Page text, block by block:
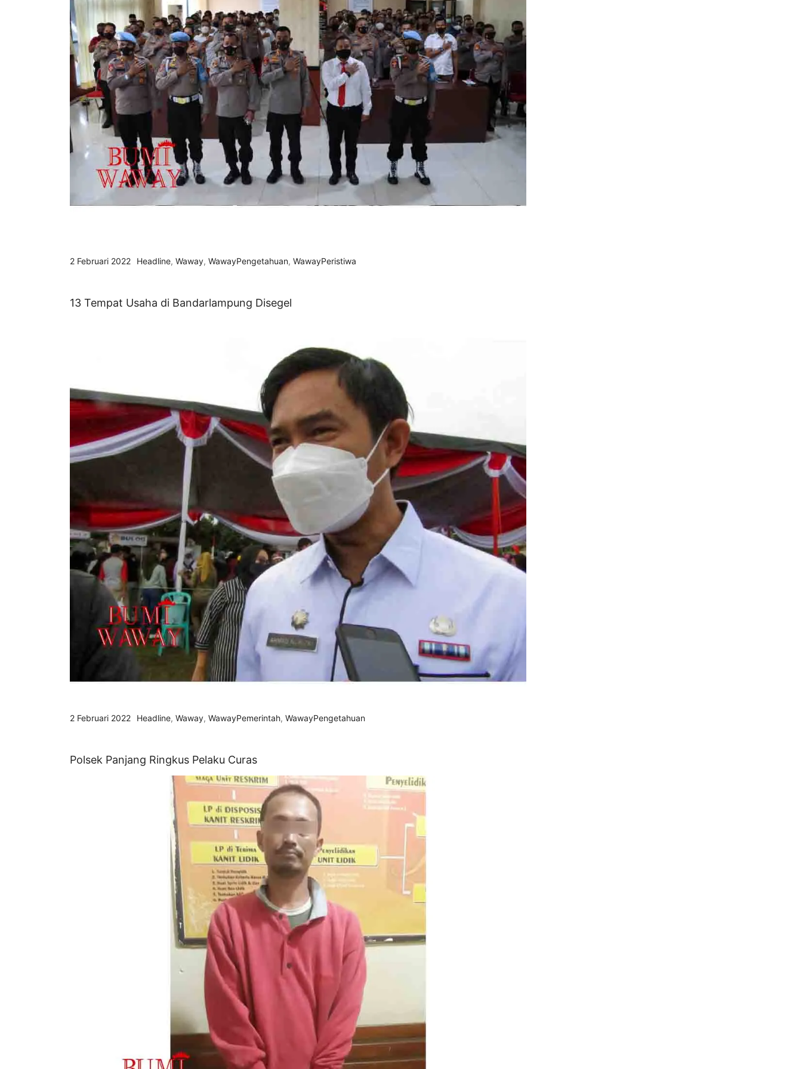
2 Februari 2022 Headline, Waway, WawayPengetahuan, WawayPeristiwa
13 Tempat Usaha di Bandarlampung Disegel
2 Februari 2022 Headline, Waway, WawayPemerintah, WawayPengetahuan
Polsek Panjang Ringkus Pelaku Curas